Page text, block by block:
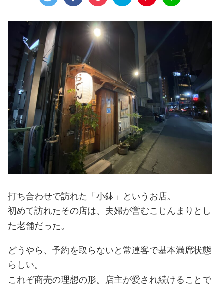
打ち合わせで訪れた「小鉢」というお店。
初めて訪れたその店は、夫婦が営むこじんまりとし
た老舗だった。
どうやら、予約を取らないと常連客で基本満席状態
らしい。
これぞ商売の理想の形。店主が愛され続けることで